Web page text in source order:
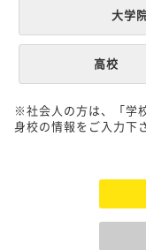
大学
高校
※社会人の方は、「学
身校の情報をご入力下